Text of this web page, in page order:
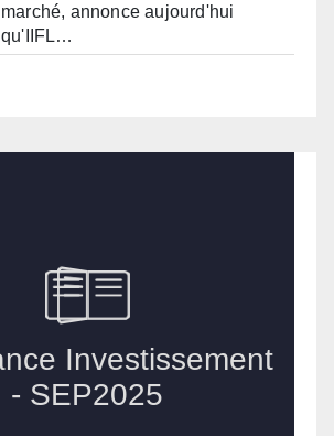
marché, annonce aujourd'hui
qu'IIFL…